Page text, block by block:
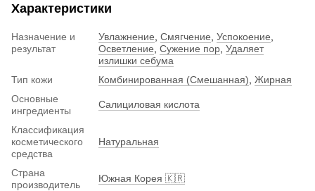
Характеристики
Назначение и
результат
Увлажнение Смягчение Успокоение
Осветление Сужение пор Удаляет
излишки себума
Тип кожи
Комбинированная (Смешанная) Жирная
Основные
ингредиенты
Салициловая кислота
Классификация
косметического
средства
Натуральная
Страна
производитель
Южная Корея 🇰🇷